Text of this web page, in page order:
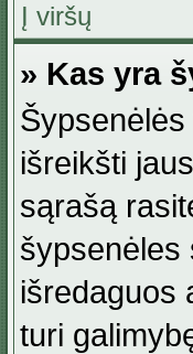
Į viršų
» Kas yra
išreikšti
sąrašą
šypsenėles
išredaguos
turi